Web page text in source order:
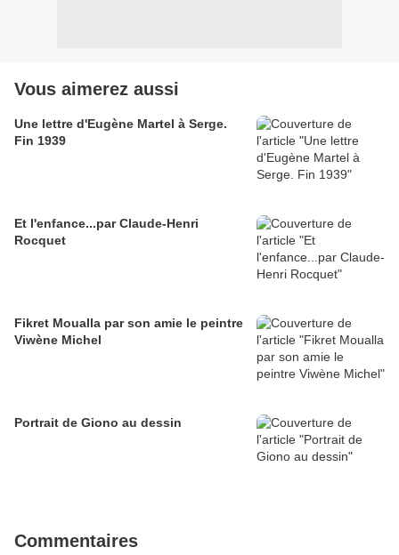
Vous aimerez aussi
Une lettre d'Eugène Martel à Serge.
Fin 1939
Et l'enfance...par Claude-Henri
Rocquet
Fikret Moualla par son amie le peintre
Viwène Michel
Portrait de Giono au dessin
Commentaires